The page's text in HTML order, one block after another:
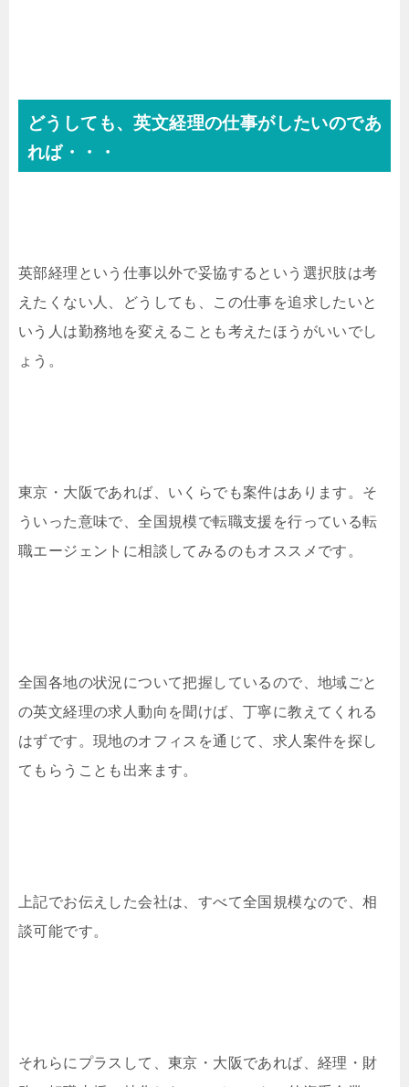
どうしても、英文経理の仕事がしたいのであ
れば・・・
英部経理という仕事以外で妥協するという選択肢は考
えたくない人、どうしても、この仕事を追求したいと
いう人は勤務地を変えることも考えたほうがいいでし
ょう。
東京・大阪であれば、いくらでも案件はあります。そ
ういった意味で、全国規模で転職支援を行っている転
職エージェントに相談してみるのもオススメです。
全国各地の状況について把握しているので、地域ごと
の英文経理の求人動向を聞けば、丁寧に教えてくれる
はずです。現地のオフィスを通じて、求人案件を探し
てもらうことも出来ます。
上記でお伝えした会社は、すべて全国規模なので、相
談可能です。
それらにプラスして、東京・大阪であれば、経理・財